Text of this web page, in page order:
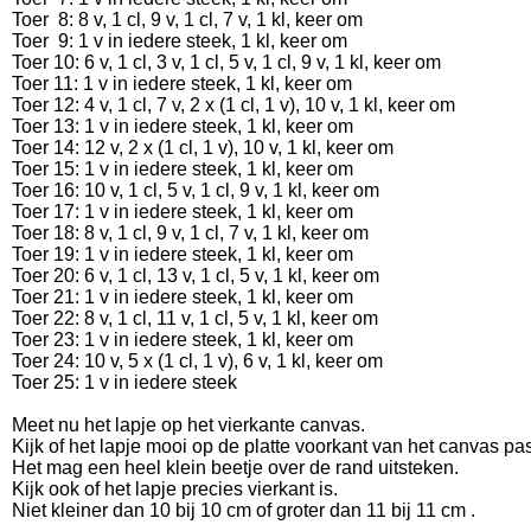
Toer 8: 8 v, 1 cl, 9 v, 1 cl, 7 v, 1 kl, keer om
Toer 9: 1 v in iedere steek, 1 kl, keer om
Toer 10: 6 v, 1 cl, 3 v, 1 cl, 5 v, 1 cl, 9 v, 1 kl, keer om
Toer 11: 1 v in iedere steek, 1 kl, keer om
Toer 12: 4 v, 1 cl, 7 v, 2 x (1 cl, 1 v), 10 v, 1 kl, keer om
Toer 13: 1 v in iedere steek, 1 kl, keer om
Toer 14: 12 v, 2 x (1 cl, 1 v), 10 v, 1 kl, keer om
Toer 15: 1 v in iedere steek, 1 kl, keer om
Toer 16: 10 v, 1 cl, 5 v, 1 cl, 9 v, 1 kl, keer om
Toer 17: 1 v in iedere steek, 1 kl, keer om
Toer 18: 8 v, 1 cl, 9 v, 1 cl, 7 v, 1 kl, keer om
Toer 19: 1 v in iedere steek, 1 kl, keer om
Toer 20: 6 v, 1 cl, 13 v, 1 cl, 5 v, 1 kl, keer om
Toer 21: 1 v in iedere steek, 1 kl, keer om
Toer 22: 8 v, 1 cl, 11 v, 1 cl, 5 v, 1 kl, keer om
Toer 23: 1 v in iedere steek, 1 kl, keer om
Toer 24: 10 v, 5 x (1 cl, 1 v), 6 v, 1 kl, keer om
Toer 25: 1 v in iedere steek
Meet nu het lapje op het vierkante canvas.
Kijk of het lapje mooi op de platte voorkant van het canvas
Het mag een heel klein beetje over de rand uitsteken.
Kijk ook of het lapje precies vierkant is.
Niet kleiner dan 10 bij 10 cm of groter dan 11 bij 11 cm .